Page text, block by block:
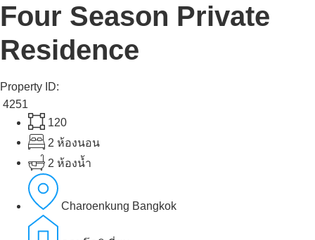
Four Season Private
Residence
Property ID:
4251
120
2 ห้องนอน
2 ห้องน้ำ
Charoenkung Bangkok